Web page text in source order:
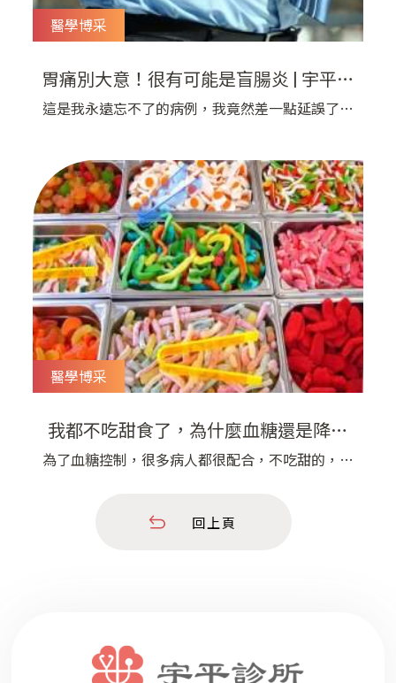
醫學博采
胃痛別大意！很有可能是盲腸炎 | 宇平診
所
這是我永遠忘不了的病例，我竟然差一點延誤了我
病，從年輕的時候就吃很多胃藥。 小時候我就常
常看到母親胃痛，半夜爬起來吃一些消化餅乾和胃
藥。 她前前後後好像做了五次胃鏡，胃部的疾病
直到接受了胃幽門螺旋桿菌的治療才逐漸好轉。
胃幽門螺旋桿菌（Helicobact
醫學博采
我都不吃甜食了，為什麼血糖還是降不
下來 | 宇平診所
為了血糖控制，很多病人都很配合，不吃甜的，甚
的食物中，除了醣類的含量會影響到我們的血糖之
回上頁